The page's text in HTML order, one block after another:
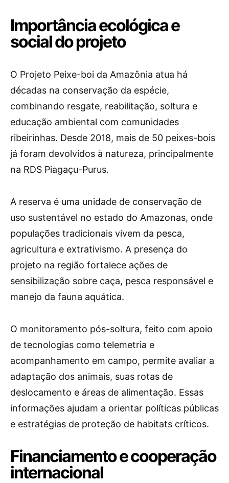
Importância ecológica e
social do projeto
O Projeto Peixe-boi da Amazônia atua há
décadas na conservação da espécie,
combinando resgate, reabilitação, soltura e
educação ambiental com comunidades
ribeirinhas. Desde 2018, mais de 50 peixes-bois
já foram devolvidos à natureza, principalmente
na RDS Piagaçu-Purus.
A reserva é uma unidade de conservação de
uso sustentável no estado do Amazonas, onde
populações tradicionais vivem da pesca,
agricultura e extrativismo. A presença do
projeto na região fortalece ações de
sensibilização sobre caça, pesca responsável e
manejo da fauna aquática.
O monitoramento pós-soltura, feito com apoio
de tecnologias como telemetria e
acompanhamento em campo, permite avaliar a
adaptação dos animais, suas rotas de
deslocamento e áreas de alimentação. Essas
informações ajudam a orientar políticas públicas
e estratégias de proteção de habitats críticos.
Financiamento e cooperação
internacional